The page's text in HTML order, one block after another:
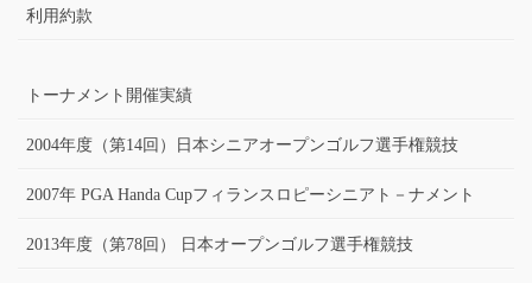
利用約款
トーナメント開催実績
2004年度（第14回）日本シニアオープンゴルフ選手権競技
2007年 PGA Handa Cupフィランスロピーシニアト－ナメント
2013年度（第78回） 日本オープンゴルフ選手権競技